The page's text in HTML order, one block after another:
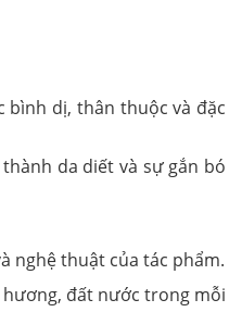
bình dị, thân thuộc và đặc
da diết và sự gắn bó
nghệ thuật của tác phẩm.
hương, đất nước trong mỗi